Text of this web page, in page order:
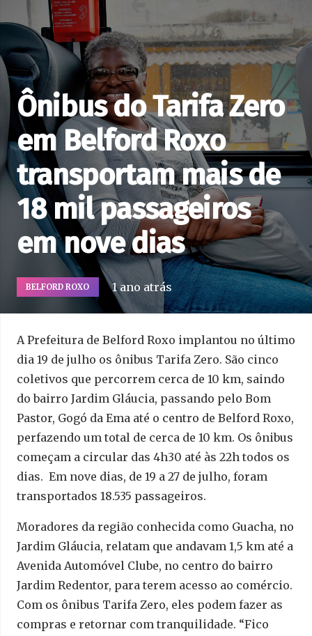
Ônibus do Tarifa Zero
em Belford Roxo
transportam mais de
18 mil passageiros
em nove dias
BELFORD ROXO 1 ano atrás
A Prefeitura de Belford Roxo implantou no último
dia 19 de julho os ônibus Tarifa Zero. São cinco
coletivos que percorrem cerca de 10 km, saindo
do bairro Jardim Gláucia, passando pelo Bom
Pastor, Gogó da Ema até o centro de Belford Roxo,
perfazendo um total de cerca de 10 km. Os ônibus
começam a circular das 4h30 até às 22h todos os
dias. Em nove dias, de 19 a 27 de julho, foram
transportados 18.535 passageiros.
Moradores da região conhecida como Guacha, no
Jardim Gláucia, relatam que andavam 1,5 km até a
Avenida Automóvel Clube, no centro do bairro
Jardim Redentor, para terem acesso ao comércio.
Com os ônibus Tarifa Zero, eles podem fazer as
compras e retornar com tranquilidade. “Fico